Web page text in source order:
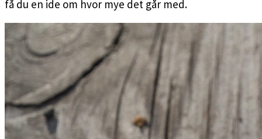
få du en ide om hvor mye det går med.